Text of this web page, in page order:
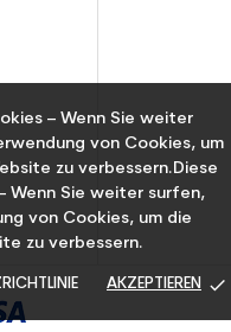
– Wenn Sie weiter
von Cookies, um
zu verbessern.Diese
Wenn Sie weiter surfen,
von Cookies, um die
zu verbessern.
AKZEPTIEREN done